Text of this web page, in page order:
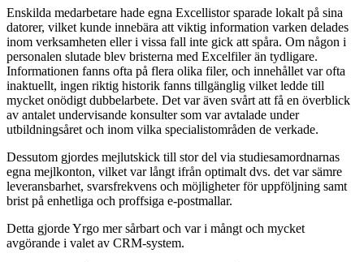
Enskilda medarbetare hade egna Excellistor sparade lokalt på sina
datorer, vilket kunde innebära att viktig information varken delades
inom verksamheten eller i vissa fall inte gick att spåra. Om någon i
personalen slutade blev bristerna med Excelfiler än tydligare.
Informationen fanns ofta på flera olika filer, och innehållet var ofta
inaktuellt, ingen riktig historik fanns tillgänglig vilket ledde till
mycket onödigt dubbelarbete. Det var även svårt att få en överblick
av antalet undervisande konsulter som var avtalade under
utbildningsåret och inom vilka specialistområden de verkade.
Dessutom gjordes mejlutskick till stor del via studiesamordnarnas
egna mejlkonton, vilket var långt ifrån optimalt dvs. det var sämre
leveransbarhet, svarsfrekvens och möjligheter för uppföljning samt
brist på enhetliga och proffsiga e-postmallar.
Detta gjorde Yrgo mer sårbart och var i mångt och mycket
avgörande i valet av CRM-system.